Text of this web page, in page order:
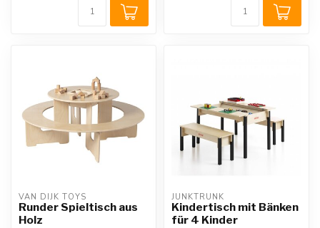
VAN DIJK TOYS
Runder Spieltisch aus
Holz
JUNKTRUNK
Kindertisch mit Bänken
für 4 Kinder